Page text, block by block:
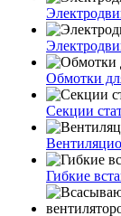
Обмотки
Секции
Гибкие